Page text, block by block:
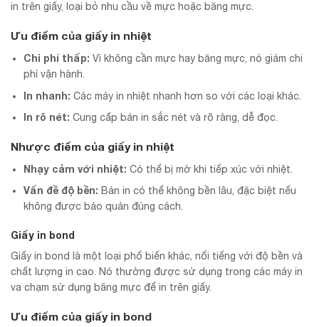
in trên giấy, loại bỏ nhu cầu về mực hoặc băng mực.
Ưu điểm của giấy in nhiệt
Chi phí thấp: Vì không cần mực hay băng mực, nó giảm chi
phí vận hành.
In nhanh: Các máy in nhiệt nhanh hơn so với các loại khác.
In rõ nét: Cung cấp bản in sắc nét và rõ ràng, dễ đọc.
Nhược điểm của giấy in nhiệt
Nhạy cảm với nhiệt: Có thể bị mờ khi tiếp xúc với nhiệt.
Vấn đề độ bền: Bản in có thể không bền lâu, đặc biệt nếu
không được bảo quản đúng cách.
Giấy in bond
Giấy in bond là một loại phổ biến khác, nổi tiếng với độ bền và
chất lượng in cao. Nó thường được sử dụng trong các máy in
va chạm sử dụng băng mực để in trên giấy.
Ưu điểm của giấy in bond